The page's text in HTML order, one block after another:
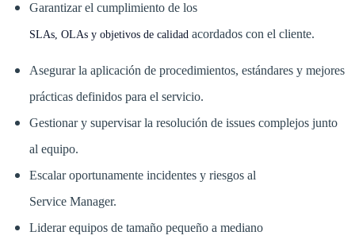
Garantizar el cumplimiento de los
SLAs, OLAs y objetivos de calidad acordados con el cliente.
Asegurar la aplicación de procedimientos, estándares y mejores
prácticas definidos para el servicio.
Gestionar y supervisar la resolución de issues complejos junto
al equipo.
Escalar oportunamente incidentes y riesgos al
Service Manager.
Liderar equipos de tamaño pequeño a mediano